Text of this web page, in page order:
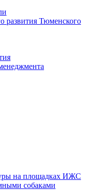
развития Тюменского
на площадках ИЖС
собаками